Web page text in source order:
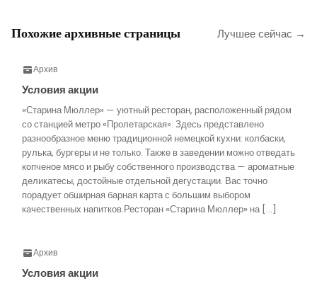
Похожие архивные страницы Лучшее сейчас →
Архив
Условия акции
«Старина Мюллер» — уютный ресторан, расположенный рядом
со станцией метро «Пролетарская». Здесь представлено
разнообразное меню традиционной немецкой кухни: колбаски,
рулька, бургеры и не только. Также в заведении можно отведать
копченое мясо и рыбу собственного производства — ароматные
деликатесы, достойные отдельной дегустации. Вас точно
порадует обширная барная карта с большим выбором
качественных напитков.Ресторан «Старина Мюллер» на […]
Архив
Условия акции